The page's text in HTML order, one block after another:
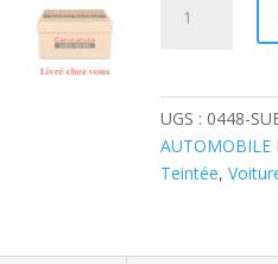
UGS : 0448-
AUTOMOBILE
Teintée,